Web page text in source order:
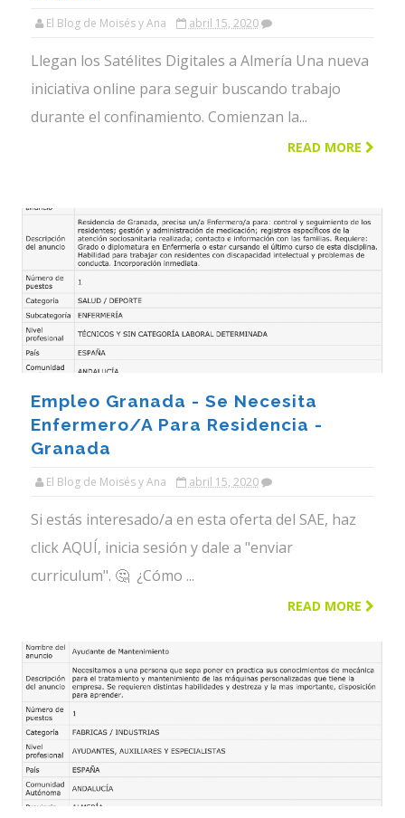
El Blog de Moisés y Ana abril 15, 2020
Llegan los Satélites Digitales a Almería Una nueva
iniciativa online para seguir buscando trabajo
durante el confinamiento. Comienzan la...
READ MORE
Empleo Granada - Se Necesita
Enfermero/a Para Residencia -
Granada
El Blog de Moisés y Ana abril 15, 2020
Si estás interesado/a en esta oferta del SAE, haz
click AQUÍ, inicia sesión y dale a "enviar
curriculum". 🤔 ¿Cómo ...
READ MORE